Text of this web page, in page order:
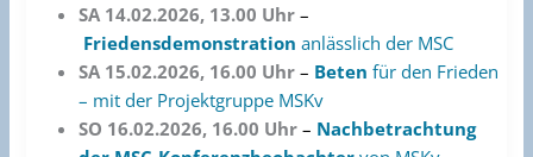
SA 14.02.2026, 13.00 Uhr–
Friedensdemonstration anlässlich der MSC
SA 15.02.2026, 16.00 Uhr– Beten für den Frieden
– mit der Projektgruppe MSKv
SO 16.02.2026, 16.00 Uhr– Nachbetrachtung